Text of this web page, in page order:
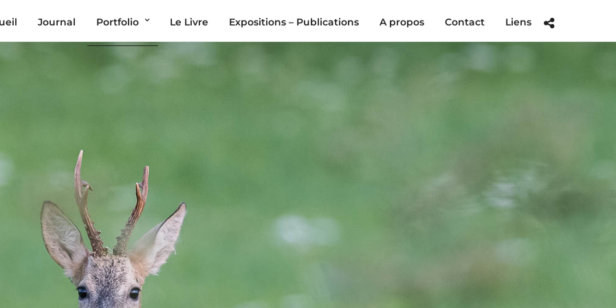
Journal Portfolio Le Livre Expositions – Publications A propos Contact Liens